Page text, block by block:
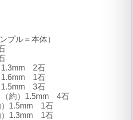
プル＝本体）
1.3mm 2石
1.6mm 1石
1.5mm 3石
（約）1.5mm 4石
）1.5mm 1石
）1.3mm 1石